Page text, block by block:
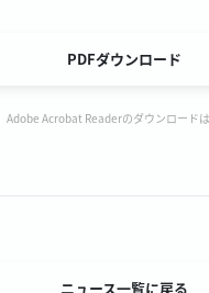
PDFダウンロード
Adobe Acrobat Readerのダウンロード
ニュース一覧に戻る